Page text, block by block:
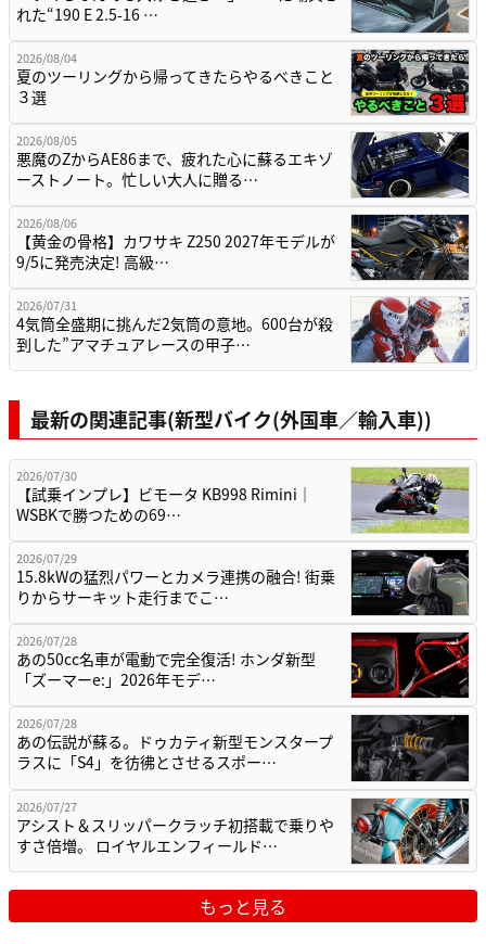
れた“190 E 2.5-16 …
2026/08/04
夏のツーリングから帰ってきたらやるべきこと
３選
2026/08/05
悪魔のZからAE86まで、疲れた心に蘇るエキゾ
ーストノート。忙しい大人に贈る…
2026/08/06
【黄金の骨格】カワサキ Z250 2027年モデルが
9/5に発売決定! 高級…
2026/07/31
4気筒全盛期に挑んだ2気筒の意地。600台が殺
到した”アマチュアレースの甲子…
最新の関連記事(新型バイク(外国車／輸入車))
2026/07/30
【試乗インプレ】ビモータ KB998 Rimini｜
WSBKで勝つための69…
2026/07/29
15.8kWの猛烈パワーとカメラ連携の融合! 街乗
りからサーキット走行までこ…
2026/07/28
あの50cc名車が電動で完全復活! ホンダ新型
「ズーマーe:」2026年モデ…
2026/07/28
あの伝説が蘇る。ドゥカティ新型モンスタープ
ラスに「S4」を彷彿とさせるスポー…
2026/07/27
アシスト＆スリッパークラッチ初搭載で乗りや
すさ倍増。 ロイヤルエンフィールド…
もっと見る